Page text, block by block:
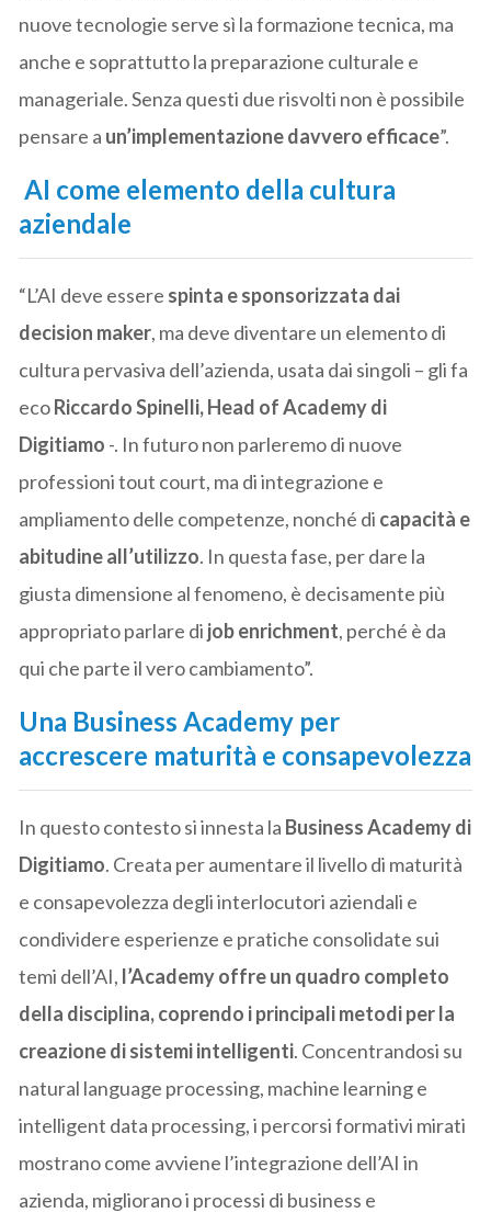
nuove tecnologie serve sì la formazione tecnica, ma
anche e soprattutto la preparazione culturale e
manageriale. Senza questi due risvolti non è possibile
pensare a un’implementazione davvero efficace”.
AI come elemento della cultura
aziendale
“L’AI deve essere spinta e sponsorizzata dai
decision maker, ma deve diventare un elemento di
cultura pervasiva dell’azienda, usata dai singoli – gli fa
ecoRiccardo Spinelli, Head of Academy di
Digitiamo -. In futuro non parleremo di nuove
professioni tout court, ma di integrazione e
ampliamento delle competenze, nonché di capacità e
abitudine all’utilizzo. In questa fase, per dare la
giusta dimensione al fenomeno, è decisamente più
appropriato parlare di job enrichment, perché è da
qui che parte il vero cambiamento”.
Una Business Academy per
accrescere maturità e consapevolezza
In questo contesto si innesta la Business Academy di
Digitiamo. Creata per aumentare il livello di maturità
e consapevolezza degli interlocutori aziendali e
condividere esperienze e pratiche consolidate sui
temi dell’AI, l’Academy offre un quadro completo
della disciplina, coprendo i principali metodi per la
creazione di sistemi intelligenti. Concentrandosi su
natural language processing, machine learning e
intelligent data processing, i percorsi formativi mirati
mostrano come avviene l’integrazione dell’AI in
azienda, migliorano i processi di business e